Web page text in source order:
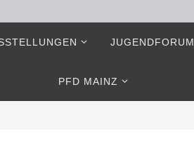
JUGENDFORUM
PFD MAINZ